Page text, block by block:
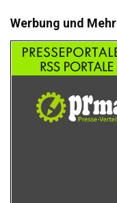
Werbung und Mehr